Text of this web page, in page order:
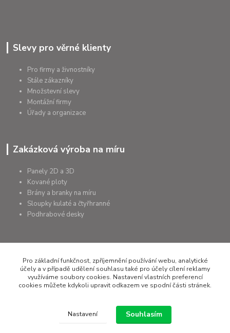
Slevy pro věrné klienty
Pro firmy a živnostníky
Stále zákazníky
Množstevní slevy
Montážní firmy
Úřady a organizace
Zakázková výroba na míru
Panely 2D a 3D
Kované ploty
Brány a branky na míru
Sloupky kulaté a čtyřhranné
Podhrabové desky
+420 607 075 655
rapera@rapera.cz
Pro základní funkčnost, zpříjemnění používání webu, analytické
účely a v případě udělení souhlasu také pro účely cílení reklamy
využíváme soubory cookies. Nastavení vlastních preferencí
cookies můžete kdykoli upravit odkazem ve spodní části stránek.
Nastavení Souhlasím